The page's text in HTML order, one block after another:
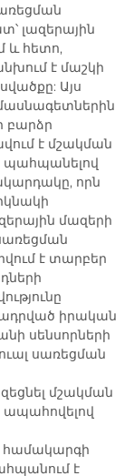
լազերային
և հետո,
է մաշկի
Այս
բարձր
է մշակման
պահպանելով
որն
մազերի
է տարբեր
իրական
սենսորների
սառեցման
մշակման
ապահովելով
համակարգի
է